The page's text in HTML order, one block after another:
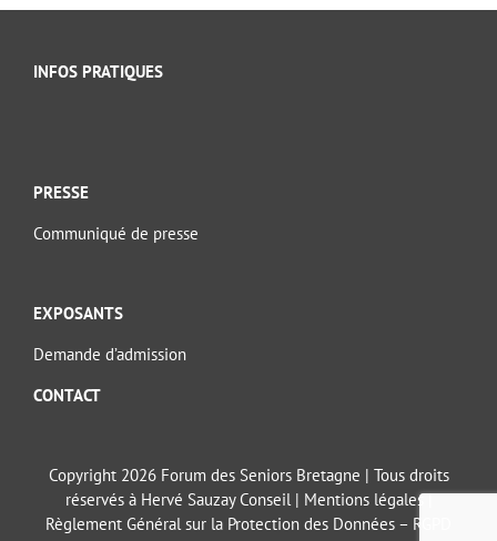
INFOS PRATIQUES
PRESSE
Communiqué de presse
EXPOSANTS
Demande d’admission
CONTACT
Copyright 2026 Forum des Seniors Bretagne | Tous droits
réservés à Hervé Sauzay Conseil | Mentions légales|
Règlement Général sur la Protection des Données – RGPD